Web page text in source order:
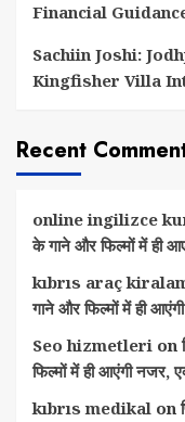
Financial
Sachiin Joshi:
Kingfisher Villa
Recent
online ingilizce
के गाने और फिल्मों में ही
kıbrıs araç
गाने और फिल्मों में ही
Seo hizmetleri on
फिल्मों में ही आएंगी नजर,
kıbrıs medikal on